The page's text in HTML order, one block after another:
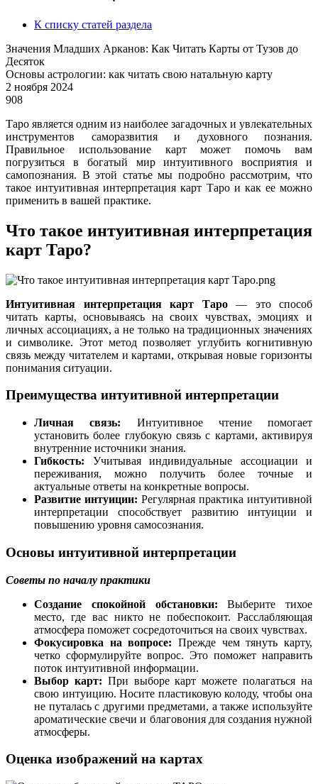
К списку статей раздела
Значения Младших Арканов: Как Читать Карты от Тузов до
Десяток
Основы астрологии: как читать свою натальную карту
2 ноября 2024
908
Таро является одним из наиболее загадочных и увлекательных
инструментов саморазвития и духовного познания.
Правильное использование карт может помочь вам
погрузиться в богатый мир интуитивного восприятия и
самопознания. В этой статье мы подробно рассмотрим, что
такое интуитивная интерпретация карт Таро и как ее можно
применить в вашей практике.
Что такое интуитивная интерпретация
карт Таро?
Интуитивная интерпретация карт Таро— это способ
читать карты, основываясь на своих чувствах, эмоциях и
личных ассоциациях, а не только на традиционных значениях
и символике. Этот метод позволяет углубить когнитивную
связь между читателем и картами, открывая новые горизонты
понимания ситуации.
Преимущества интуитивной интерпретации
Личная связь: Интуитивное чтение помогает
установить более глубокую связь с картами, активируя
внутренние источники знания.
Гибкость: Учитывая индивидуальные ассоциации и
переживания, можно получить более точные и
актуальные ответы на конкретные вопросы.
Развитие интуиции: Регулярная практика интуитивной
интерпретации способствует развитию интуиции и
повышению уровня самосознания.
Основы интуитивной интерпретации
Советы по началу практики
Создание спокойной обстановки: Выберите тихое
место, где вас никто не побеспокоит. Расслабляющая
атмосфера поможет сосредоточиться на своих чувствах.
Фокусировка на вопросе: Прежде чем тянуть карту,
четко сформулируйте вопрос. Это поможет направить
поток интуитивной информации.
Выбор карт: При выборе карт можете полагаться на
свою интуицию. Носите пластиковую колоду, чтобы она
не путалась с другими предметами, а также используйте
ароматические свечи и благовония для создания нужной
атмосферы.
Оценка изображений на картах